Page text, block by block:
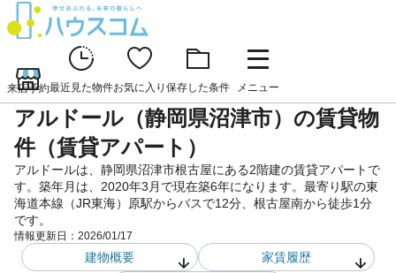
来店予約最近見た物件お気に入り 保存した条件 メニュー
アルドール（静岡県沼津市）の賃貸物
件（賃貸アパート）
アルドールは、静岡県沼津市根古屋にある2階建の賃貸アパートで
す。築年月は、2020年3月で現在築6年になります。最寄り駅の東
海道本線（JR東海）原駅からバスで12分、根古屋南から徒歩1分
です。
情報更新日： 2026/01/17
建物概要
家賃履歴